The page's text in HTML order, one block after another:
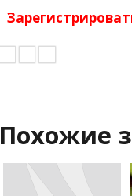
Похожие